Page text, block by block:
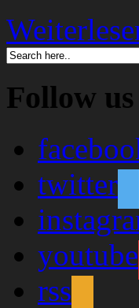
Follow us
twitter
youtube
rss